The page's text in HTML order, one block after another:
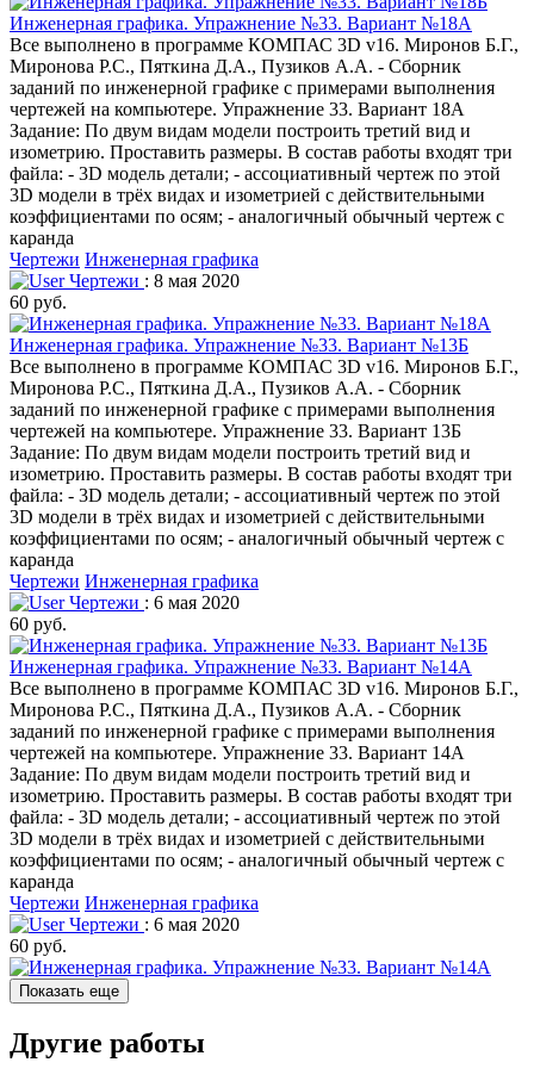
Инженерная графика. Упражнение №33. Вариант №18А
Все выполнено в программе КОМПАС 3D v16. Миронов Б.Г.,
Миронова Р.С., Пяткина Д.А., Пузиков А.А. - Сборник
заданий по инженерной графике с примерами выполнения
чертежей на компьютере. Упражнение 33. Вариант 18А
Задание: По двум видам модели построить третий вид и
изометрию. Проставить размеры. В состав работы входят три
файла: - 3D модель детали; - ассоциативный чертеж по этой
3D модели в трёх видах и изометрией с действительными
коэффициентами по осям; - аналогичный обычный чертеж с
каранда
Чертежи Инженерная графика
Чертежи : 8 мая 2020
60 руб.
Инженерная графика. Упражнение №33. Вариант №13Б
Все выполнено в программе КОМПАС 3D v16. Миронов Б.Г.,
Миронова Р.С., Пяткина Д.А., Пузиков А.А. - Сборник
заданий по инженерной графике с примерами выполнения
чертежей на компьютере. Упражнение 33. Вариант 13Б
Задание: По двум видам модели построить третий вид и
изометрию. Проставить размеры. В состав работы входят три
файла: - 3D модель детали; - ассоциативный чертеж по этой
3D модели в трёх видах и изометрией с действительными
коэффициентами по осям; - аналогичный обычный чертеж с
каранда
Чертежи Инженерная графика
Чертежи : 6 мая 2020
60 руб.
Инженерная графика. Упражнение №33. Вариант №14А
Все выполнено в программе КОМПАС 3D v16. Миронов Б.Г.,
Миронова Р.С., Пяткина Д.А., Пузиков А.А. - Сборник
заданий по инженерной графике с примерами выполнения
чертежей на компьютере. Упражнение 33. Вариант 14А
Задание: По двум видам модели построить третий вид и
изометрию. Проставить размеры. В состав работы входят три
файла: - 3D модель детали; - ассоциативный чертеж по этой
3D модели в трёх видах и изометрией с действительными
коэффициентами по осям; - аналогичный обычный чертеж с
каранда
Чертежи Инженерная графика
Чертежи : 6 мая 2020
60 руб.
Показать еще
Другие работы